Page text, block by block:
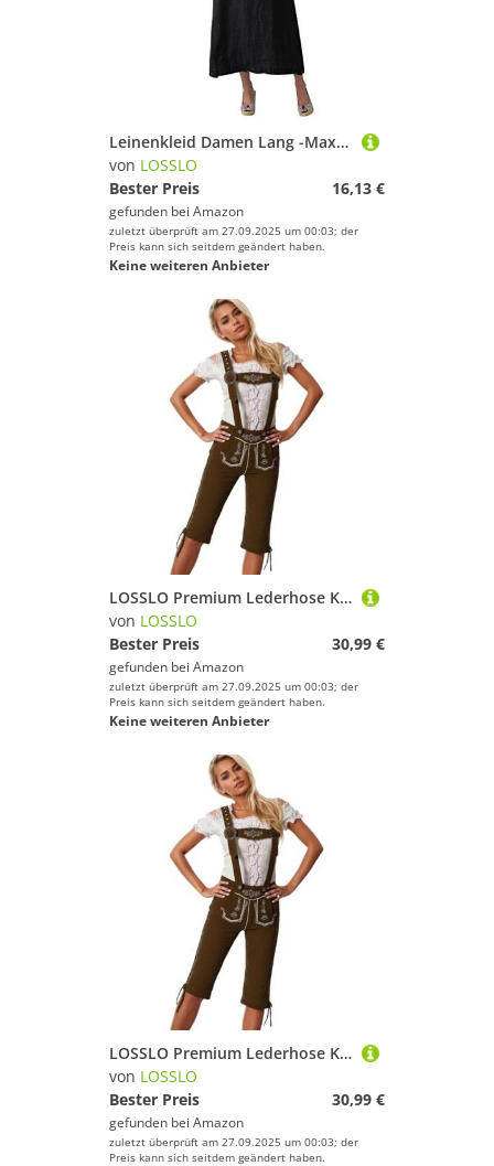
Leinenkleid Damen Lang -Maxikleid Damen Elegant -Lange Kleider Damen Langarm Hemdkleid mit Stehkragen Knopfleiste Shirtkleider Freizeitkleid Baumwolle Leinen Maxi Kleid Lose Tunikakleid mit Schlitz
von LOSSLO
Bester Preis
16,13 €
gefunden bei Amazon
zuletzt überprüft am 27.09.2025 um 00:03; der
Preis kann sich seitdem geändert haben.
Keine weiteren Anbieter
LOSSLO Premium Lederhose Kurz für Damen Leder Trachtenhose mit Träger Trachten Couture Bayerische Oktoberfest Traditionelle Echthosen RobustGr. 36-44
von LOSSLO
Bester Preis
30,99 €
gefunden bei Amazon
zuletzt überprüft am 27.09.2025 um 00:03; der
Preis kann sich seitdem geändert haben.
Keine weiteren Anbieter
LOSSLO Premium Lederhose Kurz für Damen Leder Trachtenhose mit Träger Trachten Couture Bayerische Oktoberfest Traditionelle Echthosen RobustGr. 36-44
von LOSSLO
Bester Preis
30,99 €
gefunden bei Amazon
zuletzt überprüft am 27.09.2025 um 00:03; der
Preis kann sich seitdem geändert haben.